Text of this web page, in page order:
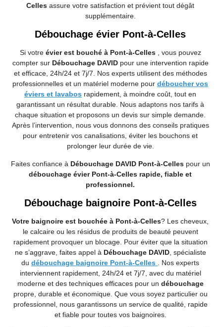
Celles assure votre satisfaction et prévient tout dégât
supplémentaire.
Débouchage évier Pont-à-Celles
Si votre évier est bouché à Pont-à-Celles
, vous pouvez
compter sur Débouchage DAVIDpour une intervention rapide
et efficace, 24h/24 et 7j/7. Nos experts utilisent des méthodes
professionnelles et un matériel moderne pour déboucher vos
éviers et lavabos rapidement, à moindre coût, tout en
garantissant un résultat durable. Nous adaptons nos tarifs à
chaque situation et proposons un devis sur simple demande.
Après l’intervention, nous vous donnons des conseils pratiques
pour entretenir vos canalisations, éviter les bouchons et
prolonger leur durée de vie.
Faites confiance à Débouchage DAVID Pont-à-Celles pour un
débouchage évier Pont-à-Celles rapide, fiable et
professionnel.
Débouchage baignoire Pont-à-Celles
Votre baignoire est bouchée à Pont-à-Celles? Les cheveux,
le calcaire ou les résidus de produits de beauté peuvent
rapidement provoquer un blocage. Pour éviter que la situation
ne s’aggrave, faites appel à Débouchage DAVID, spécialiste
du débouchage baignoire Pont-à-Celles
. Nos experts
interviennent rapidement, 24h/24 et 7j/7, avec du matériel
moderne et des techniques efficaces pour un débouchage
propre, durable et économique. Que vous soyez particulier ou
professionnel, nous garantissons un service de qualité, rapide
et fiable pour toutes vos baignoires.